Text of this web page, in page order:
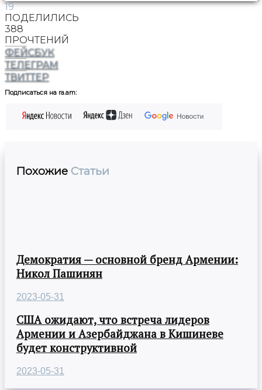
19
ПОДЕЛИЛИСЬ
388
ПРОЧТЕНИЙ
ФЕЙСБУК
ТЕЛЕГРАМ
ТВИТТЕР
Подписаться на ra.am:
Похожие Статьи
Демократия — основной бренд Армении:
Никол Пашинян
2023-05-31
США ожидают, что встреча лидеров
Армении и Азербайджана в Кишиневе
будет конструктивной
2023-05-31